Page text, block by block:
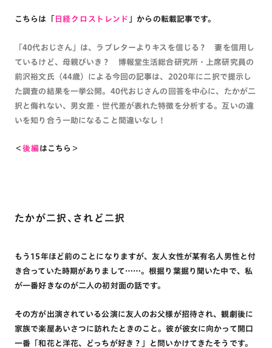
こちらは「 日経クロストレンド 」からの転載記事です。
「40代おじさん」は、ラブレターよりキスを信じる？ 妻を信用し
ているけど、母親びいき？ 博報堂生活総合研究所・上席研究員の
前沢裕文氏（44歳）による今回の記事は、2020年に二択で提示し
た調査の結果を一挙公開。40代おじさんの回答を中心に、たかが二
択と侮れない、男女差・世代差が表れた特徴を分析する。互いの違
いを知り合う一助になること間違いなし！
＜後編はこちら＞
たかが二択、されど二択
もう15年ほど前のことになりますが、友人女性が某有名人男性と付
き合っていた時期がありまして……。根掘り葉掘り聞いた中で、私
が一番好きなのが二人の初対面の話です。
その方が出演されている公演に友人のお父様が招待され、観劇後に
家族で楽屋あいさつに訪れたときのこと。彼が彼女に向かって開口
一番「和花と洋花、どっちが好き？」と問いかけてきたそうです。